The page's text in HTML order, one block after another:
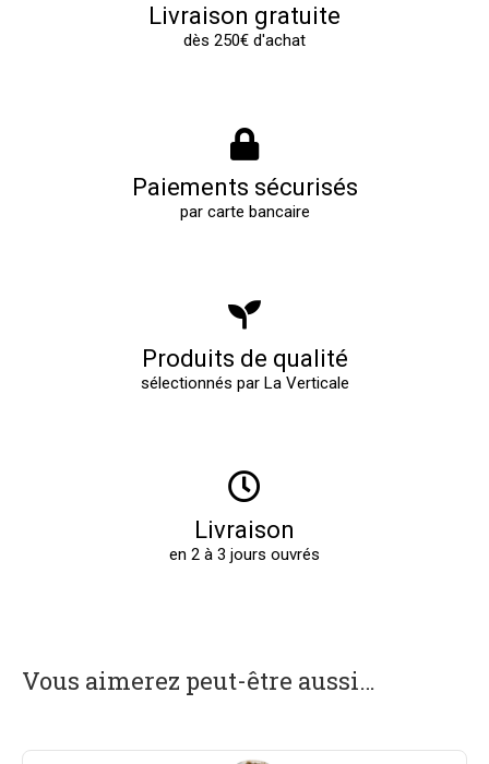
Livraison gratuite
dès 250€ d'achat
Paiements sécurisés
par carte bancaire
Produits de qualité
sélectionnés par La Verticale
Livraison
en 2 à 3 jours ouvrés
Vous aimerez peut-être aussi…